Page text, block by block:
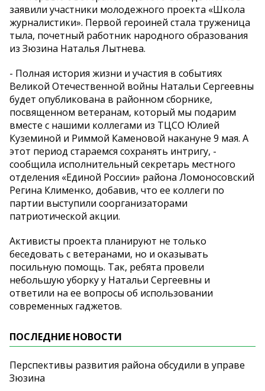
заявили участники молодежного проекта «Школа
журналистики». Первой героиней стала труженица
тыла, почетный работник народного образования
из Зюзина Наталья Лытнева.
- Полная история жизни и участия в событиях
Великой Отечественной войны Натальи Сергеевны
будет опубликована в районном сборнике,
посвященном ветеранам, который мы подарим
вместе с нашими коллегами из ТЦСО Юлией
Куземиной и Риммой Каменовой накануне 9 мая. А
этот период стараемся сохранять интригу, -
сообщила исполнительный секретарь местного
отделения «Единой России» района Ломоносовский
Регина Клименко, добавив, что ее коллеги по
партии выступили соорганизаторами
патриотической акции.
Активисты проекта планируют не только
беседовать с ветеранами, но и оказывать
посильную помощь. Так, ребята провели
небольшую уборку у Натальи Сергеевны и
ответили на ее вопросы об использовании
современных гаджетов.
ПОСЛЕДНИЕ НОВОСТИ
Перспективы развития района обсудили в управе
Зюзина